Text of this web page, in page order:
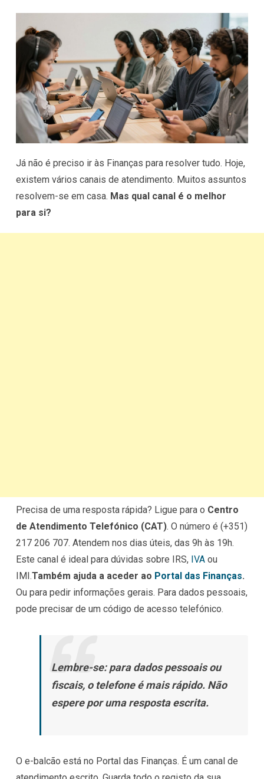
Já não é preciso ir às Finanças para resolver tudo. Hoje,
existem vários canais de atendimento. Muitos assuntos
resolvem-se em casa. Mas qual canal é o melhor
para si?
Precisa de uma resposta rápida? Ligue para o Centro
de Atendimento Telefónico (CAT). O número é (+351)
217 206 707. Atendem nos dias úteis, das 9h às 19h.
Este canal é ideal para dúvidas sobre IRS, IVA ou
IMI.Também ajuda a aceder ao Portal das Finanças.
Ou para pedir informações gerais. Para dados pessoais,
pode precisar de um código de acesso telefónico.
Lembre-se: para dados pessoais ou
fiscais, o telefone é mais rápido. Não
espere por uma resposta escrita.
O e-balcão está no Portal das Finanças. É um canal de